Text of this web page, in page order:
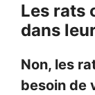
Les rats
dans
Non, les
besoin de